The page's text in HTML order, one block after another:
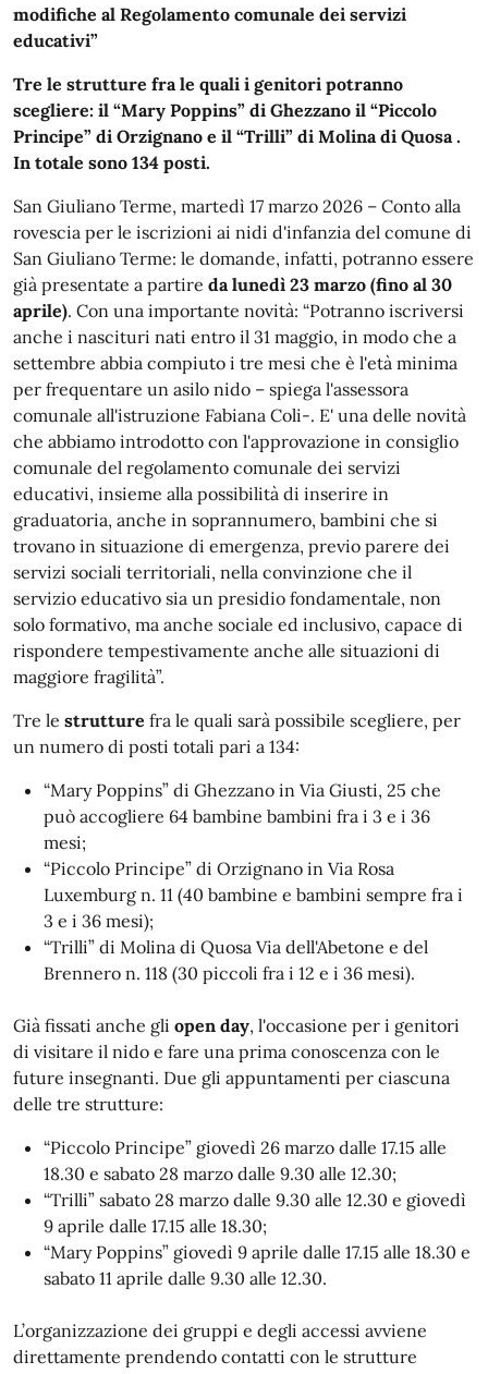
modifiche al Regolamento comunale dei servizi
educativi”
Tre le strutture fra le quali i genitori potranno
scegliere: il “Mary Poppins” di Ghezzano il “Piccolo
Principe” di Orzignano e il “Trilli” di Molina di Quosa .
In totale sono 134 posti.
San Giuliano Terme, martedì 17 marzo 2026 – Conto alla
rovescia per le iscrizioni ai nidi d'infanzia del comune di
San Giuliano Terme: le domande, infatti, potranno essere
già presentate a partire da lunedì 23 marzo (fino al 30
aprile). Con una importante novità: “Potranno iscriversi
anche i nascituri nati entro il 31 maggio, in modo che a
settembre abbia compiuto i tre mesi che è l'età minima
per frequentare un asilo nido – spiega l'assessora
comunale all'istruzione Fabiana Coli-. E' una delle novità
che abbiamo introdotto con l'approvazione in consiglio
comunale del regolamento comunale dei servizi
educativi, insieme alla possibilità di inserire in
graduatoria, anche in soprannumero, bambini che si
trovano in situazione di emergenza, previo parere dei
servizi sociali territoriali, nella convinzione che il
servizio educativo sia un presidio fondamentale, non
solo formativo, ma anche sociale ed inclusivo, capace di
rispondere tempestivamente anche alle situazioni di
maggiore fragilità”.
Tre le strutture fra le quali sarà possibile scegliere, per
un numero di posti totali pari a 134:
“Mary Poppins” di Ghezzano in Via Giusti, 25 che
può accogliere 64 bambine bambini fra i 3 e i 36
mesi;
“Piccolo Principe” di Orzignano in Via Rosa
Luxemburg n. 11 (40 bambine e bambini sempre fra i
3 e i 36 mesi);
“Trilli” di Molina di Quosa Via dell'Abetone e del
Brennero n. 118 (30 piccoli fra i 12 e i 36 mesi).
Già fissati anche gli open day, l'occasione per i genitori
di visitare il nido e fare una prima conoscenza con le
future insegnanti. Due gli appuntamenti per ciascuna
delle tre strutture:
“Piccolo Principe” giovedì 26 marzo dalle 17.15 alle
18.30 e sabato 28 marzo dalle 9.30 alle 12.30;
“Trilli” sabato 28 marzo dalle 9.30 alle 12.30 e giovedì
9 aprile dalle 17.15 alle 18.30;
“Mary Poppins” giovedì 9 aprile dalle 17.15 alle 18.30 e
sabato 11 aprile dalle 9.30 alle 12.30.
L’organizzazione dei gruppi e degli accessi avviene
direttamente prendendo contatti con le strutture